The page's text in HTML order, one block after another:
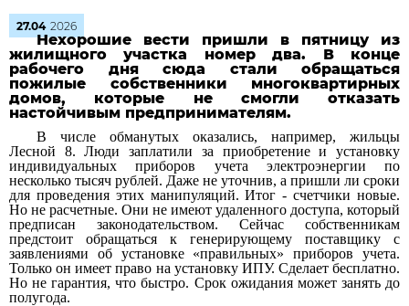
27.04 2026
Нехорошие вести пришли в пятницу из
жилищного участка номер два. В конце
рабочего дня сюда стали обращаться
пожилые собственники многоквартирных
домов, которые не смогли отказать
настойчивым предпринимателям.
В числе обманутых оказались, например, жильцы
Лесной 8. Люди заплатили за приобретение и установку
индивидуальных приборов учета электроэнергии по
несколько тысяч рублей. Даже не уточнив, а пришли ли сроки
для проведения этих манипуляций. Итог - счетчики новые.
Но не расчетные. Они не имеют удаленного доступа, который
предписан законодательством. Сейчас собственникам
предстоит обращаться к генерирующему поставщику с
заявлениями об установке «правильных» приборов учета.
Только он имеет право на установку ИПУ. Сделает бесплатно.
Но не гарантия, что быстро. Срок ожидания может занять до
полугода.